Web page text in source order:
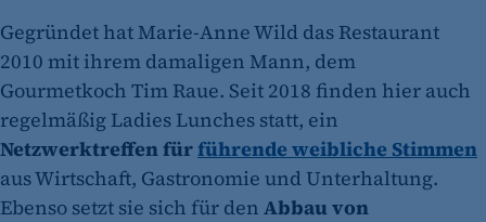
Gegründet hat Marie-Anne Wild das Restaurant
2010 mit ihrem damaligen Mann, dem
Gourmetkoch Tim Raue. Seit 2018 finden hier auch
regelmäßig Ladies Lunches statt, ein
Netzwerktreffen fürführende weibliche Stimmen
aus Wirtschaft, Gastronomie und Unterhaltung.
Ebenso setzt sie sich für den Abbau von